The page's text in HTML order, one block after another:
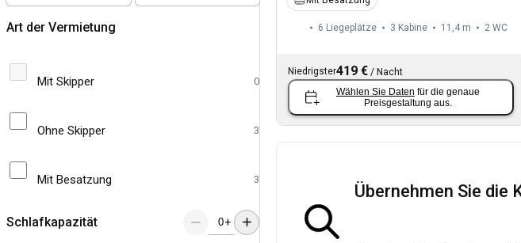
Art der Vermietung
Mit Skipper 0
Ohne Skipper 3
Mit Besatzung 3
Schlafkapazität +
6 Liegeplätze 3 Kabine 11,4 m 2 WC
Niedrigster419 € / Nacht
Wählen Sie Daten für die genaue
Preisgestaltung aus.
Übernehmen Sie die